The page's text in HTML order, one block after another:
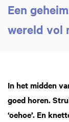
Een
wereld vol
In het midden
goed horen.
‘oehoe’. En